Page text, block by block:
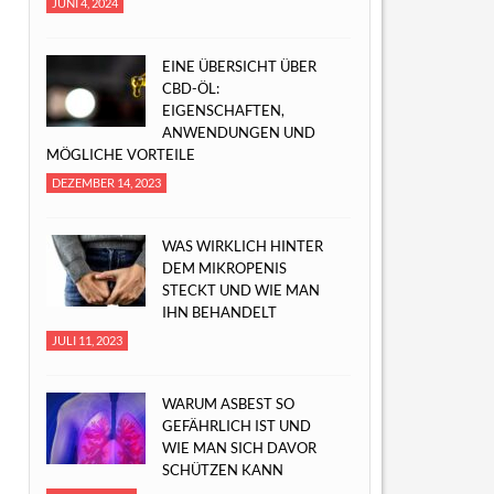
EINE ÜBERSICHT ÜBER
CBD-ÖL:
EIGENSCHAFTEN,
ANWENDUNGEN UND
MÖGLICHE VORTEILE
DEZEMBER 14, 2023
WAS WIRKLICH HINTER
DEM MIKROPENIS
STECKT UND WIE MAN
IHN BEHANDELT
JULI 11, 2023
WARUM ASBEST SO
GEFÄHRLICH IST UND
WIE MAN SICH DAVOR
SCHÜTZEN KANN